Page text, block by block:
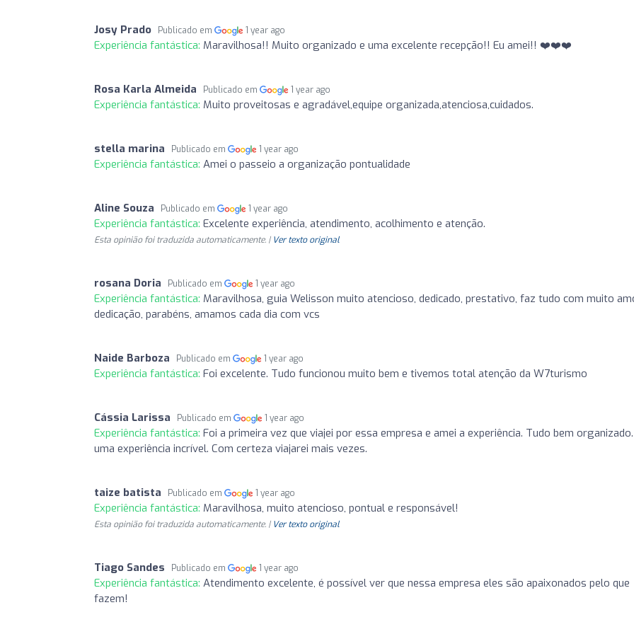
Josy Prado Publicado em 1 year ago
Experiência fantástica: Maravilhosa!! Muito organizado e uma excelente recepção!! Eu amei!! ❤️❤️❤️
Rosa Karla Almeida Publicado em 1 year ago
Experiência fantástica: Muito proveitosas e agradável,equipe organizada,atenciosa,cuidados.
stella marina Publicado em 1 year ago
Experiência fantástica: Amei o passeio a organização pontualidade
Aline Souza Publicado em 1 year ago
Experiência fantástica: Excelente experiência, atendimento, acolhimento e atenção.
Esta opinião foi traduzida automaticamente. | Ver texto original
rosana Doria Publicado em 1 year ago
Experiência fantástica: Maravilhosa, guia Welisson muito atencioso, dedicado, prestativo, faz tudo com muito
dedicação, parabéns, amamos cada dia com vcs
Naide Barboza Publicado em 1 year ago
Experiência fantástica: Foi excelente. Tudo funcionou muito bem e tivemos total atenção da W7turismo
Cássia Larissa Publicado em 1 year ago
Experiência fantástica: Foi a primeira vez que viajei por essa empresa e amei a experiência. Tudo bem
uma experiência incrível. Com certeza viajarei mais vezes.
taize batista Publicado em 1 year ago
Experiência fantástica: Maravilhosa, muito atencioso, pontual e responsável!
Esta opinião foi traduzida automaticamente. | Ver texto original
Tiago Sandes Publicado em 1 year ago
Experiência fantástica: Atendimento excelente, é possível ver que nessa empresa eles são apaixonados pelo que
fazem!